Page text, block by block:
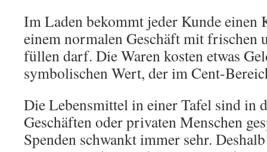
Im Laden bekommt jeder Kunde einen
einem normalen Geschäft mit frischen
füllen darf. Die Waren kosten etwas
symbolischen Wert, der im Cent-
Die Lebensmittel in einer Tafel sind in
Geschäften oder privaten Menschen
Spenden schwankt immer sehr.